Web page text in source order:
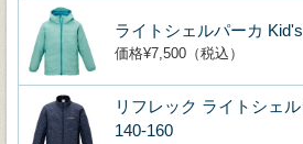
ライトシェルパーカ
価格¥7,500（税込）
リフレック ライトシェ
140-160